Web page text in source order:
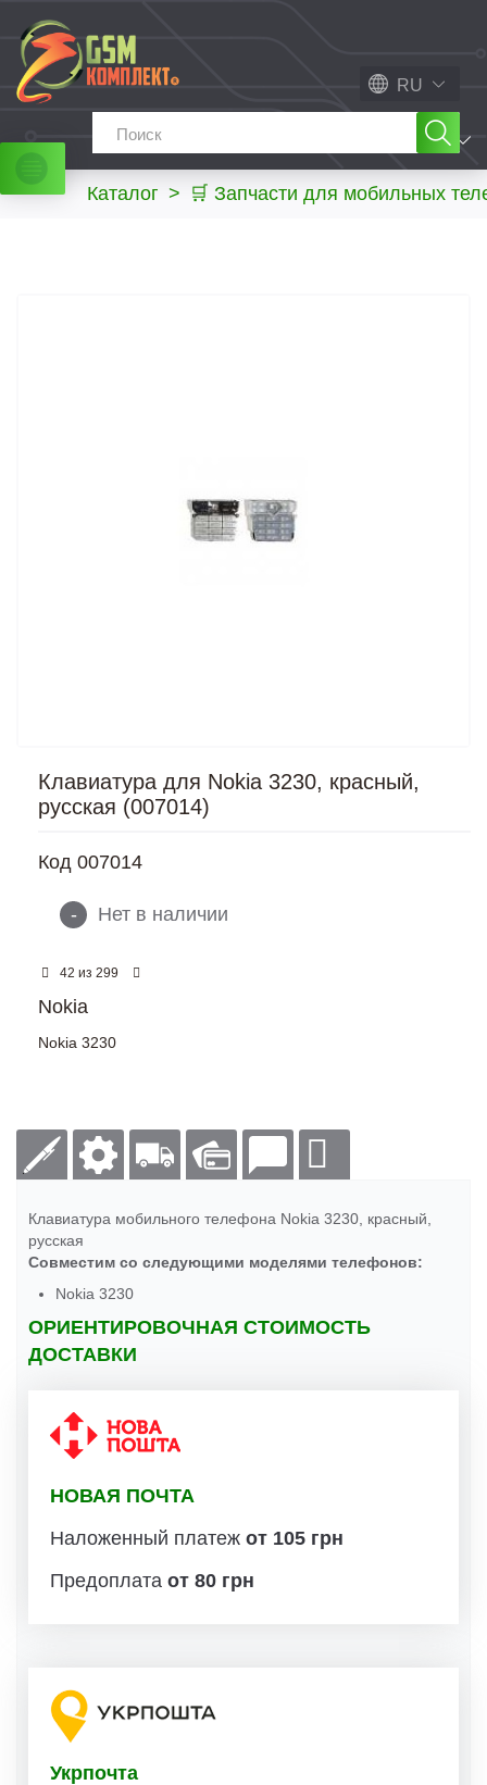
RU
МЕНЮ
Каталог > 🛒 Запчасти для мобильных
Клавиатура для Nokia 3230, красный,
русская (007014)
Код 007014
- Нет в наличии
42 из 299
Nokia
Nokia 3230
Клавиатура мобильного телефона Nokia 3230, красный,
русская
Совместим со следующими моделями телефонов:
Nokia 3230
ОРИЕНТИРОВОЧНАЯ СТОИМОСТЬ
ДОСТАВКИ
НОВАЯ ПОЧТА
Наложенный платеж от 105 грн
Предоплата от 80 грн
Укрпочта